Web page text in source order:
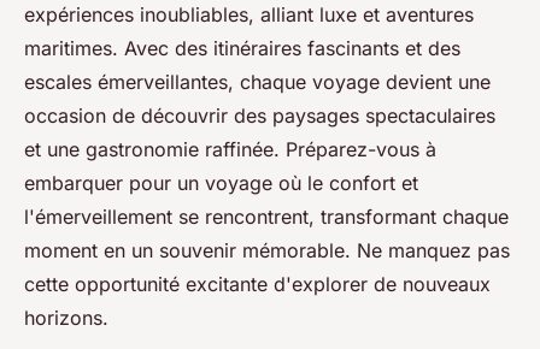
expériences inoubliables, alliant luxe et aventures
maritimes. Avec des itinéraires fascinants et des
escales émerveillantes, chaque voyage devient une
occasion de découvrir des paysages spectaculaires
et une gastronomie raffinée. Préparez-vous à
embarquer pour un voyage où le confort et
l'émerveillement se rencontrent, transformant chaque
moment en un souvenir mémorable. Ne manquez pas
cette opportunité excitante d'explorer de nouveaux
horizons.